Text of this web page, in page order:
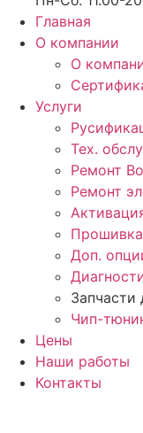
Главная
О компании
О
Услуги
Тех.
Ремонт
Ремонт
Доп.
Запчасти
Чип-
Цены
Наши работы
Контакты